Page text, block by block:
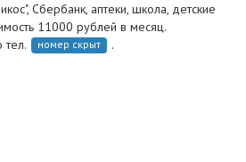
Сбербанк, аптеки, школа, детские
11000 рублей в месяц.
тел.
номер скрыт .